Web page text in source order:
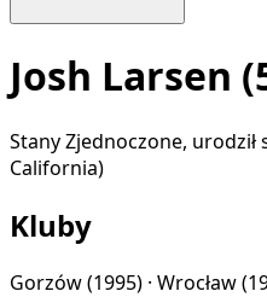
Josh Larsen
Stany Zjednoczone, urodził
California)
Kluby
Gorzów(1995) · Wrocław